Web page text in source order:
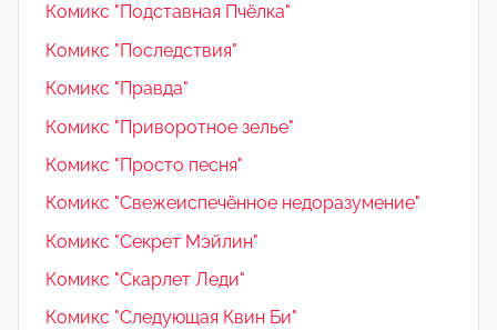
Комикс "Подставная Пчёлка"
Комикс "Последствия"
Комикс "Правда"
Комикс "Приворотное зелье"
Комикс "Просто песня"
Комикс "Свежеиспечённое недоразумение"
Комикс "Секрет Мэйлин"
Комикс "Скарлет Леди"
Комикс "Следующая Квин Би"